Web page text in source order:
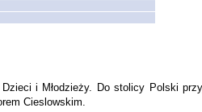
i Młodzieży. Do stolicy Polski
Cieslowskim.